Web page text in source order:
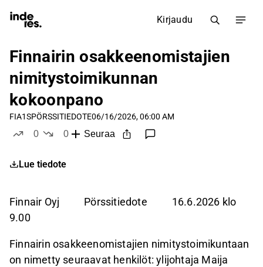
Kirjaudu
Finnairin osakkeenomistajien
nimitystoimikunnan
kokoonpano
FIA1SPÖRSSITIEDOTE06/16/2026, 06:00 AM
0
0
Seuraa
Lue tiedote
Finnair Oyj Pörssitiedote 16.6.2026 klo
9.00
Finnairin osakkeenomistajien nimitystoimikuntaan
on nimetty seuraavat henkilöt: ylijohtaja Maija